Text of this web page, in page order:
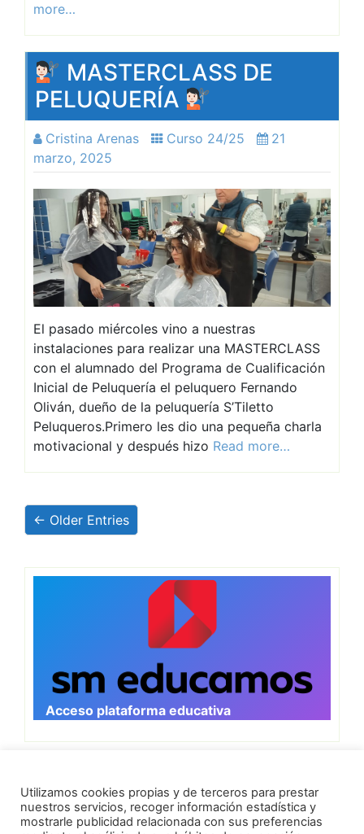
more…
MASTERCLASS DE
PELUQUERÍA
Cristina Arenas Curso 24/25
21
marzo, 2025
El pasado miércoles vino a nuestras
instalaciones para realizar una MASTERCLASS
con el alumnado del Programa de Cualificación
Inicial de Peluquería el peluquero Fernando
Oliván, dueño de la peluquería S’Tiletto
Peluqueros.Primero les dio una pequeña charla
motivacional y después hizo Read more…
← Older Entries
Acceso plataforma educativa
Utilizamos cookies propias y de terceros para prestar
nuestros servicios, recoger información estadística y
mostrarle publicidad relacionada con sus preferencias